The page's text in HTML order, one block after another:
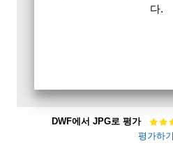
다.
DWF에서 JPG로 평가
평가하기